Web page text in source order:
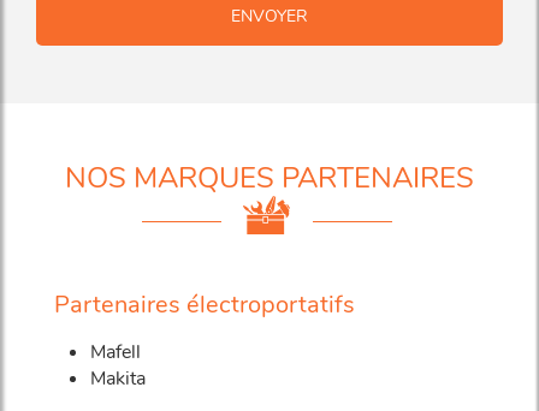
NOS MARQUES PARTENAIRES
Partenaires électroportatifs
Mafell
Makita